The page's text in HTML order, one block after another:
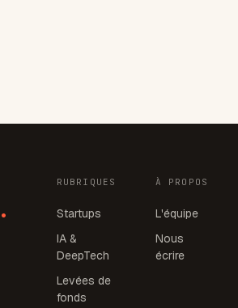
. RUBRIQUES
Startups
IA &
DeepTech
Levées de
fonds
À PROPOS
L'équipe
Nous
écrire